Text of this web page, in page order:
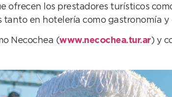
ofrecen los prestadores turísticos
en hotelería como gastronomía y
Necochea (www.necochea.tur.ar) y